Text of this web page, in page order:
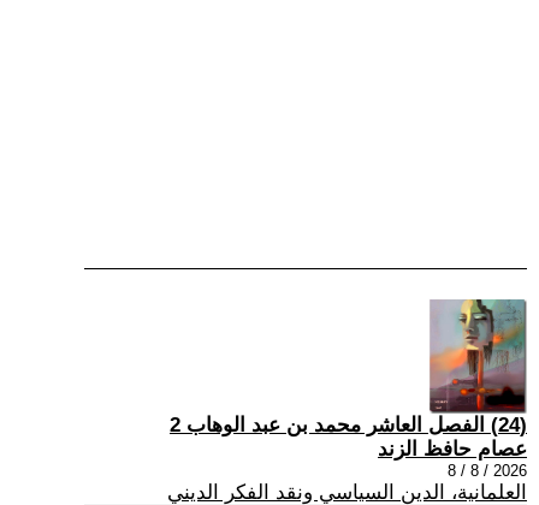
(24) الفصل العاشر محمد بن عبد الوهاب 2
عصام حافظ الزند
2026 / 8 / 8
العلمانية، الدين السياسي ونقد الفكر الديني